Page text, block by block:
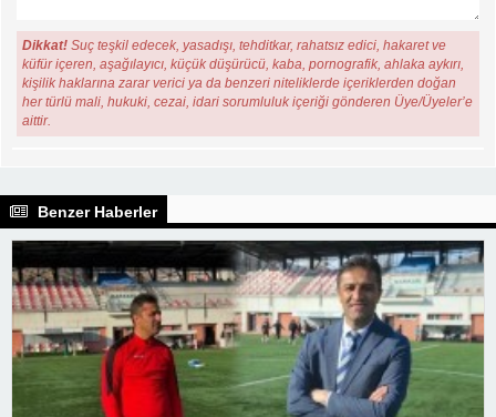
Dikkat! Suç teşkil edecek, yasadışı, tehditkar, rahatsız edici, hakaret ve
küfür içeren, aşağılayıcı, küçük düşürücü, kaba, pornografik, ahlaka aykırı,
kişilik haklarına zarar verici ya da benzeri niteliklerde içeriklerden doğan
her türlü mali, hukuki, cezai, idari sorumluluk içeriği gönderen Üye/Üyeler’e
aittir.
Benzer Haberler